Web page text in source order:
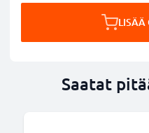
LISÄÄ
Saatat